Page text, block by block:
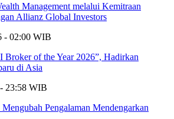
Management melalui Kemitraan
Allianz Global Investors
- 02:00 WIB
Broker of the Year 2026”, Hadirkan
di Asia
23:58 WIB
Pengalaman Mendengarkan